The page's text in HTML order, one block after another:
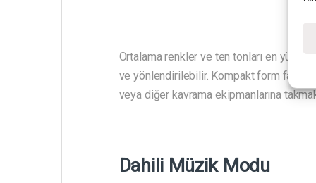
Ortalama renkler ve ten tonları en
ve yönlendirilebilir. Kompakt form faktörü,
veya diğer kavrama ekipmanlarına
Dahili Müzik Modu